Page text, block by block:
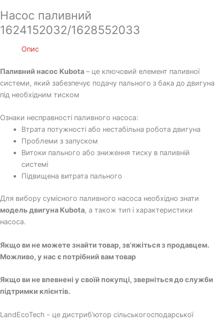
Насос паливний
1624152032/1628552033
Опис
Паливний насос Kubota – це ключовий елемент паливної
системи, який забезпечує подачу пального з бака до двигуна
під необхідним тиском
Ознаки несправності паливного насоса:
Втрата потужності або нестабільна робота двигуна
Проблеми з запуском
Витоки пального або зниження тиску в паливній
системі
Підвищена витрата пального
Для вибору сумісного паливного насоса необхідно знати
модель двигуна Kubota, а також тип і характеристики
насоса.
Якщо ви не можете знайти товар, зв’яжіться з продавцем.
Можливо, у нас є потрібний вам товар
Якщо ви не впевнені у своїй покупці, зверніться до служби
підтримки клієнтів.
LandEcoTech - це дистриб'ютор сільськогосподарської